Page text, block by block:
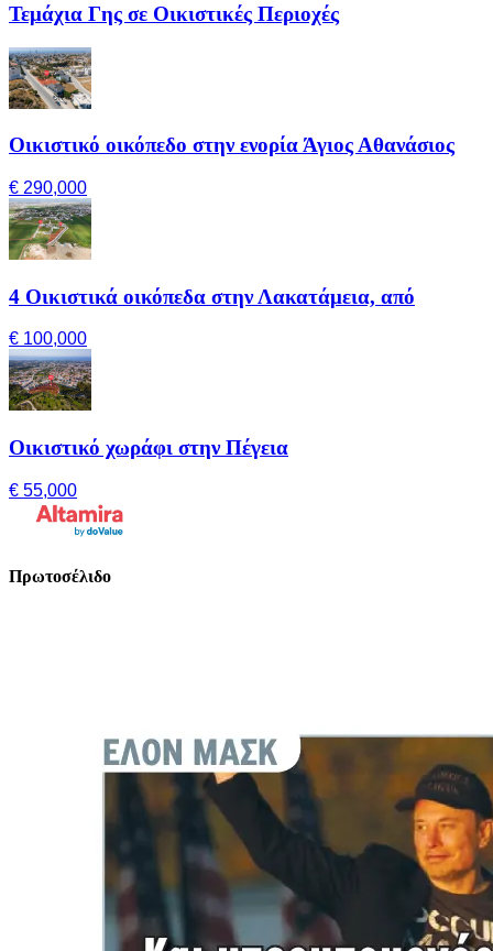
Τεμάχια Γης σε Οικιστικές Περιοχές
Οικιστικό οικόπεδο στην ενορία Άγιος Αθανάσιος
€ 290,000
4 Οικιστικά οικόπεδα στην Λακατάμεια, από
€ 100,000
Οικιστικό χωράφι στην Πέγεια
€ 55,000
Πρωτοσέλιδο